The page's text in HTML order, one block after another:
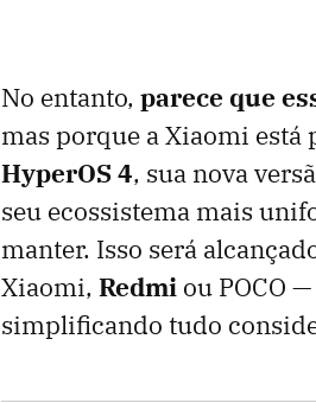
No entanto, parece que
mas porque a Xiaomi
HyperOS 4, sua nova
seu ecossistema mais
manter. Isso será
Xiaomi, Redmi ou POCO
simplificando tudo